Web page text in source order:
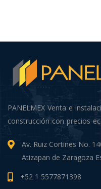
PANELMEX Venta e
construcción con precios
Av. Ruiz Cortines No.
Atizapan de Zaragoza
+52 1 5577871398